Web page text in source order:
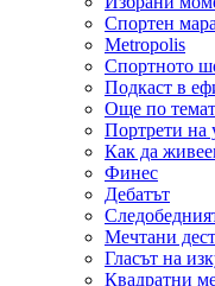
Спортен
Metropolis
Спортното
Подкаст в
Още по
Портрети на
Как да
Финес
Дебатът
Мечтани
Гласът на
Квадратни